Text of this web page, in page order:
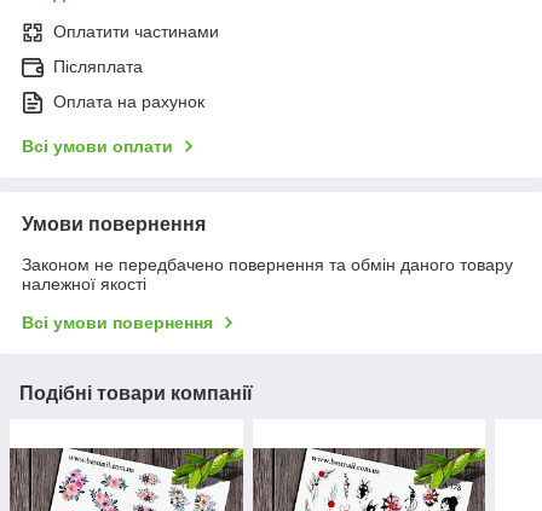
Оплатити частинами
Післяплата
Оплата на рахунок
Всі умови оплати
Умови повернення
Законом не передбачено повернення та обмін даного товару
належної якості
Всі умови повернення
Подібні товари компанії